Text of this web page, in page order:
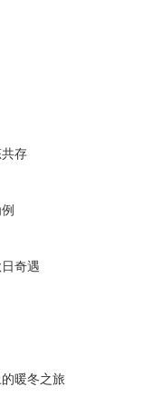
存
奇遇
暖冬之旅